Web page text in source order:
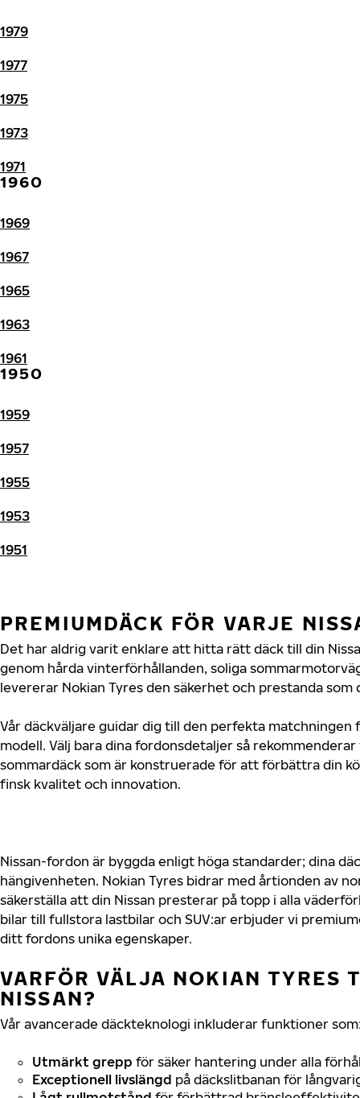
1979
1977
1975
1973
1971
1960
1969
1967
1965
1963
1961
1950
1959
1957
1955
1953
1951
PREMIUMDÄCK FÖR VARJE
Det har aldrig varit enklare att hitta rätt däck till din
genom hårda vinterförhållanden, soliga
levererar Nokian Tyres den säkerhet och prestanda som
Vår däckväljare guidar dig till den perfekta matchningen
modell. Välj bara dina fordonsdetaljer så
sommardäck som är konstruerade för att förbättra din
finsk kvalitet och innovation.
Nissan-fordon är byggda enligt höga standarder; dina
hängivenheten. Nokian Tyres bidrar med årtionden av
säkerställa att din Nissan presterar på topp i alla
bilar till fullstora lastbilar och SUV:ar erbjuder vi
ditt fordons unika egenskaper.
VARFÖR VÄLJA NOKIAN TYRES
NISSAN?
Vår avancerade däckteknologi inkluderar funktioner
Utmärkt grepp för säker hantering under alla
Exceptionell livslängd på däckslitbanan för